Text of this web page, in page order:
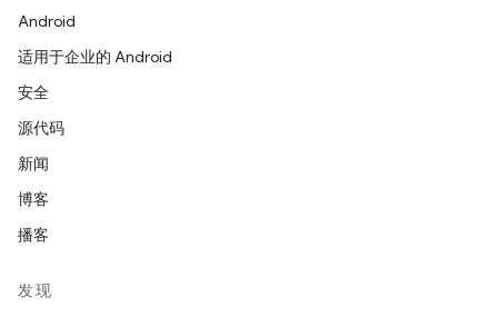
Android
适用于企业的 Android
安全
源代码
新闻
博客
播客
发现